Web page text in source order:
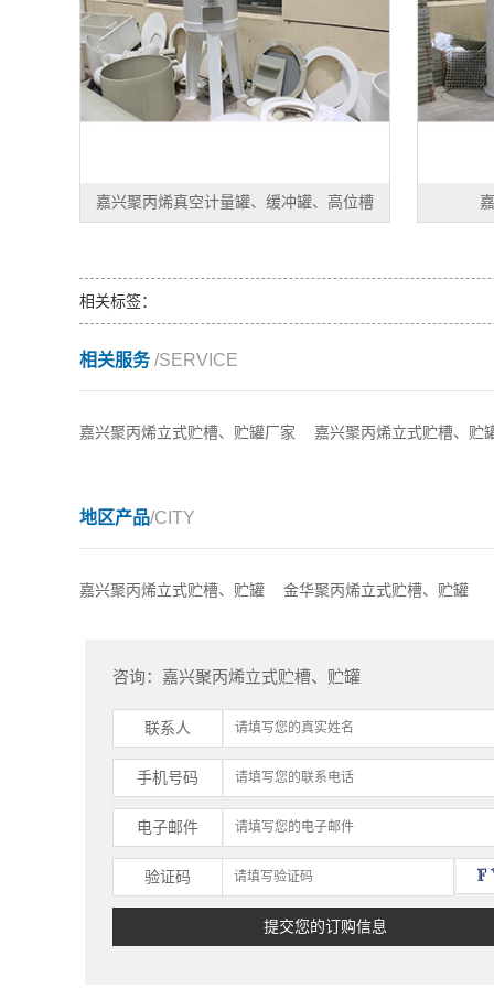
嘉兴聚丙烯真空计量罐、缓冲罐、高位槽
相关标签：
相关服务/SERVICE
嘉兴聚丙烯立式贮槽、贮罐厂家 嘉兴聚丙烯立式贮槽、贮
地区产品/CITY
嘉兴聚丙烯立式贮槽、贮罐 金华聚丙烯立式贮槽、贮罐
咨询：嘉兴聚丙烯立式贮槽、贮罐
联系人
手机号码
电子邮件
验证码